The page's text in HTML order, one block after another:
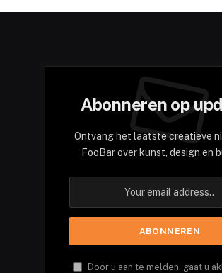
Abonneren op
Ontvang het laatste creatieve
FooBar over kunst, design en
Door u aan te melden, gaat u